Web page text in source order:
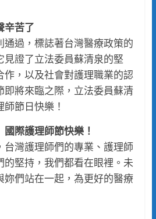
辛苦了
通過，標誌著台灣醫療政策的
見證了立法委員蘇清泉的堅
作，以及社會對護理職業的認
即將來臨之際，立法委員蘇清
節日快樂！
際護理師節快樂！
台灣護理師們的專業、護理師
的堅持，我們都看在眼裡。未
妳們站在一起，為更好的醫療